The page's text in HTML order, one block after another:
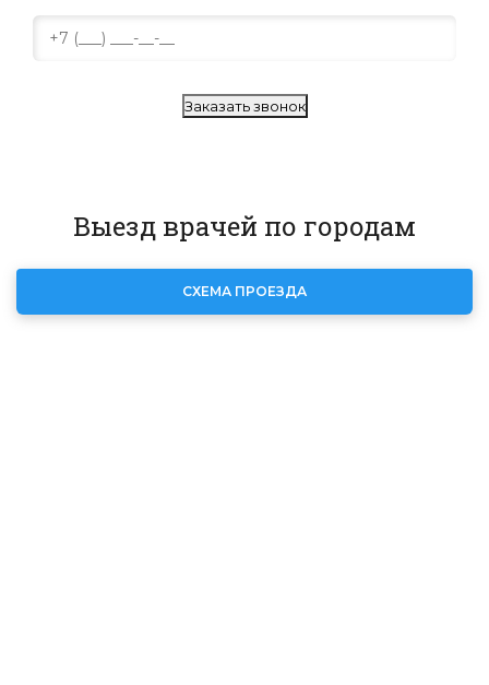
Заказать звонок
Выезд врачей по городам
СХЕМА ПРОЕЗДА